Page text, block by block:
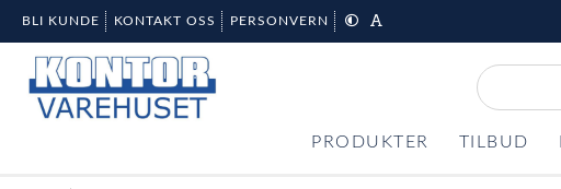
BLI KUNDE KONTAKT OSS PERSONVERN
PRODUKTER TILBUD